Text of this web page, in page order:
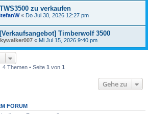
TWS3500 zu verkaufen
« Do Jul 30, 2026 12:27 pm
[Verkaufsangebot] Timberwolf 3500
« Mi Jul 15, 2026 9:40 pm
4 Themen • Seite 1 von 1
Gehe zu
FORUM